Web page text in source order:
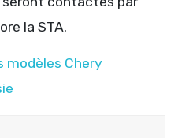
la STA.
modèles Chery